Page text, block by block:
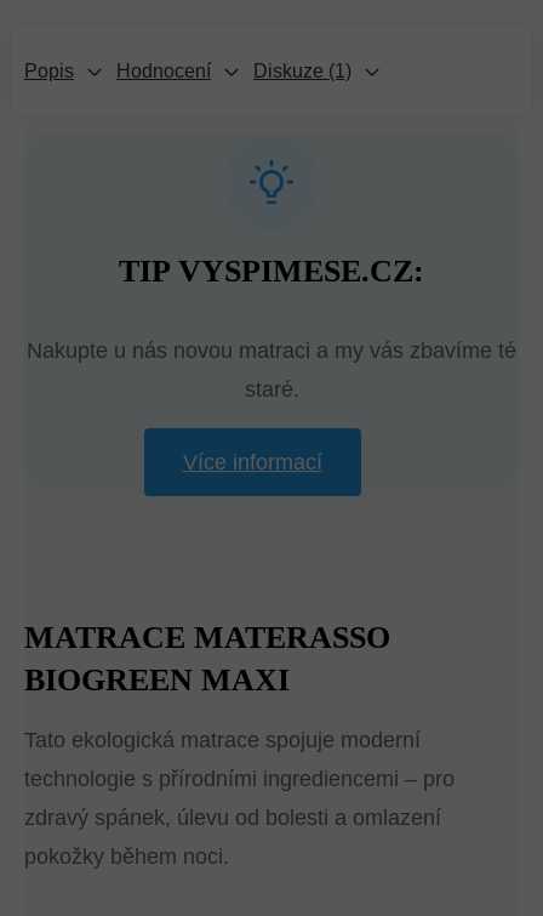
Popis Hodnocení Diskuze (1)
TIP VYSPIMESE.CZ:
Nakupte u nás novou matraci a my vás zbavíme té
staré.
Více informací
MATRACE MATERASSO
BIOGREEN MAXI
Tato ekologická matrace spojuje moderní
technologie s přírodními ingrediencemi – pro
zdravý spánek, úlevu od bolesti a omlazení
pokožky během noci.